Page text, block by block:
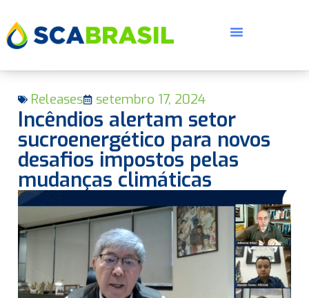
Releases setembro 17, 2024
Incêndios alertam setor
sucroenergético para novos
desafios impostos pelas
mudanças climáticas